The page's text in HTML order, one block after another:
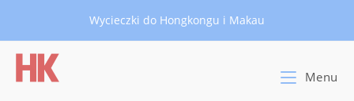
Wycieczki do Hongkongu i Makau
Menu